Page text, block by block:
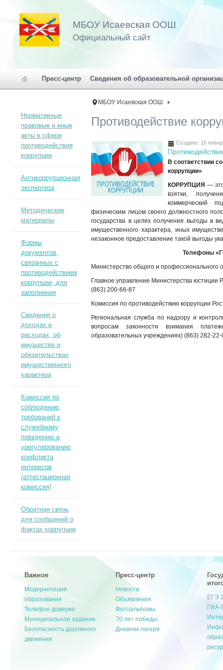
МБОУ Исаевская ООШ
Официальный сайт
Пресс-центр Сведения об образовательной
МБОУ Исаевская ООШ
Противодействие
Создано: 16
В соответствии
коррупции»
КОРРУПЦИЯ —
взятки,
коммерческий
физическим лицом своего должностного
государства в целях получения выгоды в
имущественного характера, иных
незаконное предоставление такой выгоды
Телефоны
Министерство общего и профессионального
Главное управление Министерства юстиции
(863) 200-66-87
Комиссия по противодействию коррупции
Региональная служба по надзору и
вопросам законности взимания
образовательных учреждениях) (863) 282-22-
Нормативные
правовые и иные
акты в сфере
противодействия
коррупции
Антикоррупционная
экспертиза
Методические
материалы
Формы
документов,
связанных с
противодействием
коррупции, для
заполнения
Сведения о
доходах и
расходах, об
имуществе и
обязательствах
имущественного
характера
Комиссия по
соблюдению
требований к
служебному
поведению и
урегулированию
конфликта
интересов
(аттестационная
комиссия)
Обратная связь
для сообщений о
фактах коррупции
Важное
Модернизация
образования
Телефон доверия
Муниципальное задание
Безопасность дорожного
движения
Пресс-центр
Новости
Объявления
Фотоальбомы
70 лет победы
Дневник лагеря
ЕГЭ
ГИА-